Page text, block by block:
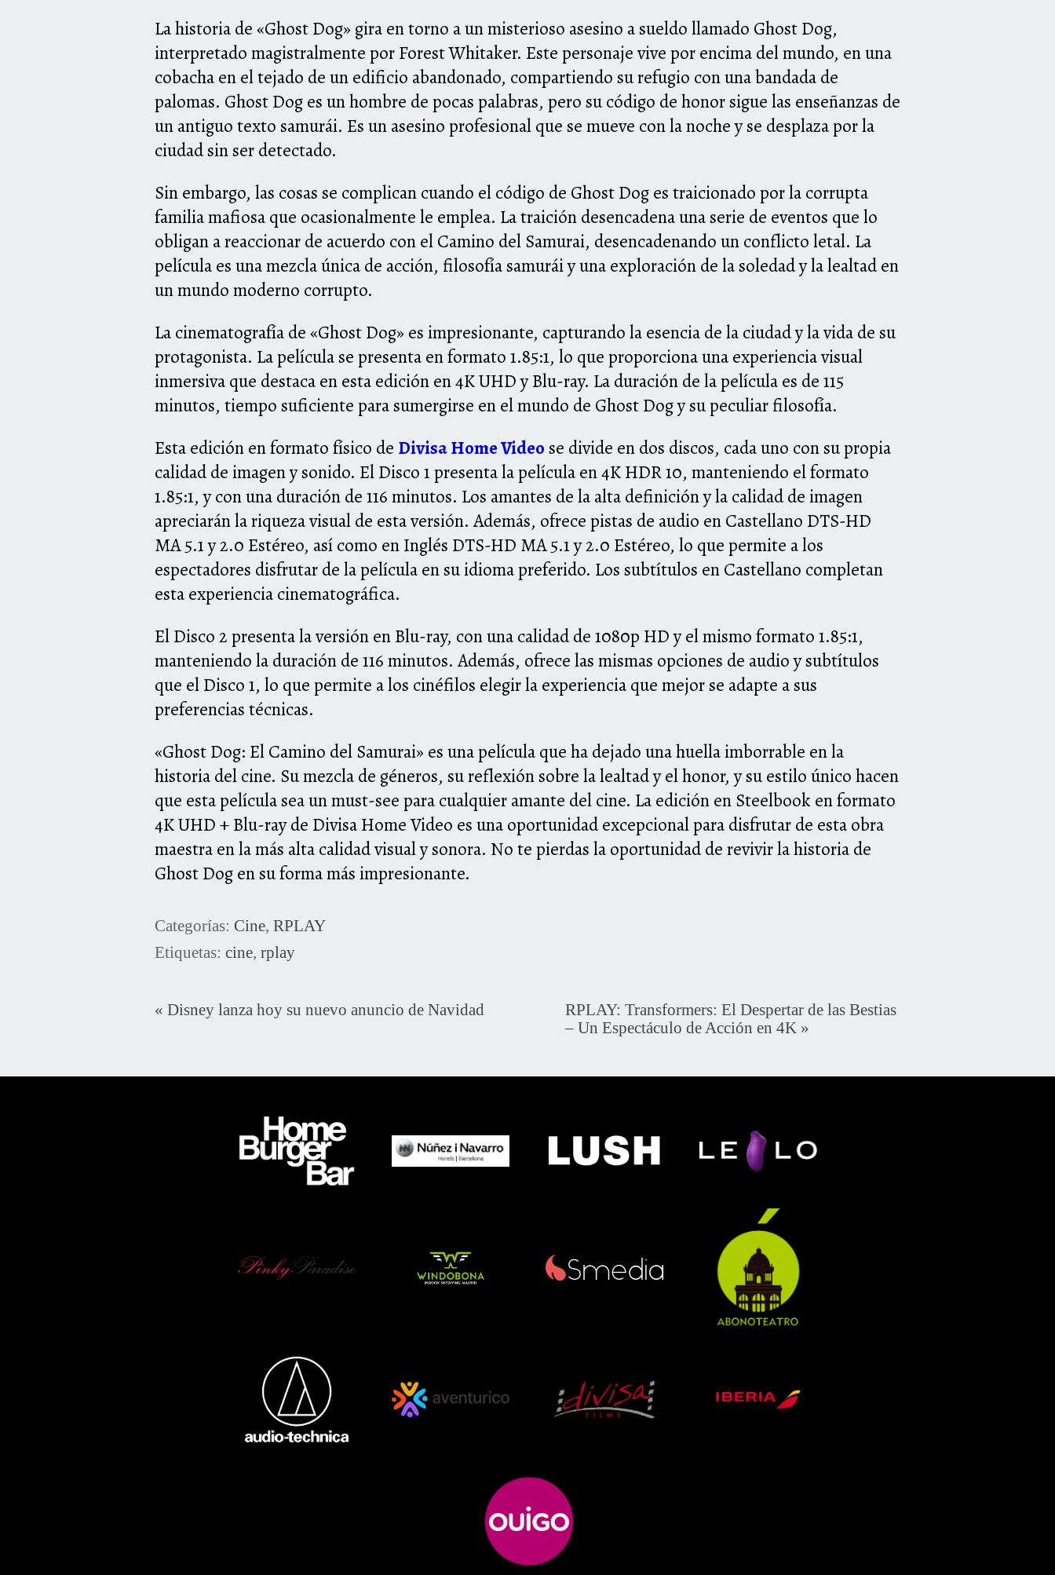
La historia de «Ghost Dog» gira en torno a un misterioso asesino a sueldo llamado Ghost Dog,
interpretado magistralmente por Forest Whitaker. Este personaje vive por encima del mundo, en una
cobacha en el tejado de un edificio abandonado, compartiendo su refugio con una bandada de
palomas. Ghost Dog es un hombre de pocas palabras, pero su código de honor sigue las enseñanzas de
un antiguo texto samurái. Es un asesino profesional que se mueve con la noche y se desplaza por la
ciudad sin ser detectado.
Sin embargo, las cosas se complican cuando el código de Ghost Dog es traicionado por la corrupta
familia mafiosa que ocasionalmente le emplea. La traición desencadena una serie de eventos que lo
obligan a reaccionar de acuerdo con el Camino del Samurai, desencadenando un conflicto letal. La
película es una mezcla única de acción, filosofía samurái y una exploración de la soledad y la lealtad en
un mundo moderno corrupto.
La cinematografía de «Ghost Dog» es impresionante, capturando la esencia de la ciudad y la vida de su
protagonista. La película se presenta en formato 1.85:1, lo que proporciona una experiencia visual
inmersiva que destaca en esta edición en 4K UHD y Blu-ray. La duración de la película es de 115
minutos, tiempo suficiente para sumergirse en el mundo de Ghost Dog y su peculiar filosofía.
Esta edición en formato físico de Divisa Home Videose divide en dos discos, cada uno con su propia
calidad de imagen y sonido. El Disco 1 presenta la película en 4K HDR 10, manteniendo el formato
1.85:1, y con una duración de 116 minutos. Los amantes de la alta definición y la calidad de imagen
apreciarán la riqueza visual de esta versión. Además, ofrece pistas de audio en Castellano DTS-HD
MA 5.1 y 2.0 Estéreo, así como en Inglés DTS-HD MA 5.1 y 2.0 Estéreo, lo que permite a los
espectadores disfrutar de la película en su idioma preferido. Los subtítulos en Castellano completan
esta experiencia cinematográfica.
El Disco 2 presenta la versión en Blu-ray, con una calidad de 1080p HD y el mismo formato 1.85:1,
manteniendo la duración de 116 minutos. Además, ofrece las mismas opciones de audio y subtítulos
que el Disco 1, lo que permite a los cinéfilos elegir la experiencia que mejor se adapte a sus
preferencias técnicas.
«Ghost Dog: El Camino del Samurai» es una película que ha dejado una huella imborrable en la
historia del cine. Su mezcla de géneros, su reflexión sobre la lealtad y el honor, y su estilo único hacen
que esta película sea un must-see para cualquier amante del cine. La edición en Steelbook en formato
4K UHD + Blu-ray de Divisa Home Video es una oportunidad excepcional para disfrutar de esta obra
maestra en la más alta calidad visual y sonora. No te pierdas la oportunidad de revivir la historia de
Ghost Dog en su forma más impresionante.
Categorías: Cine, RPLAY
Etiquetas: cine, rplay
« Disney lanza hoy su nuevo anuncio de Navidad
RPLAY: Transformers: El Despertar de las Bestias
– Un Espectáculo de Acción en 4K »